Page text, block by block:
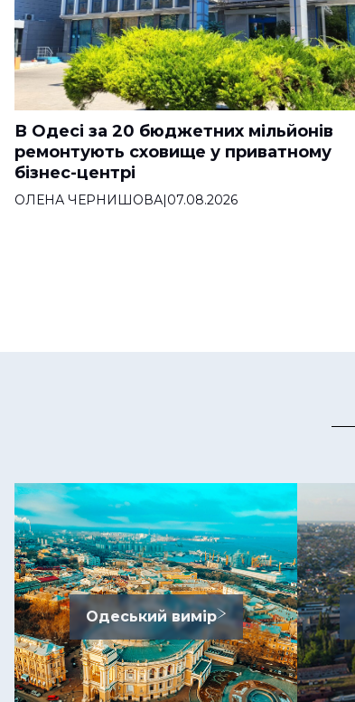
В Одесі за 20 бюджетних мільйонів
ремонтують сховище у приватному
бізнес-центрі
ОЛЕНА ЧЕРНИШОВА|07.08.2026
Одеський вимір